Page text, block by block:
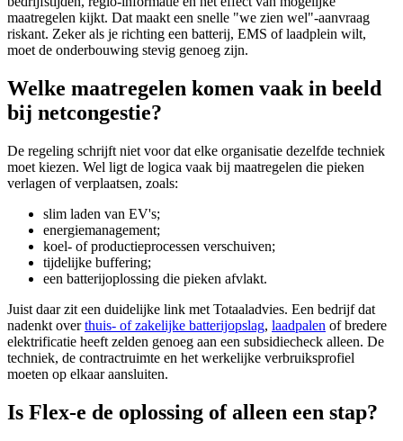
maatregelen kijkt. Dat maakt een snelle "we zien wel"-aanvraag
riskant. Zeker als je richting een batterij, EMS of laadplein wilt,
moet de onderbouwing stevig genoeg zijn.
Welke maatregelen komen vaak in beeld
bij netcongestie?
De regeling schrijft niet voor dat elke organisatie dezelfde techniek
moet kiezen. Wel ligt de logica vaak bij maatregelen die pieken
verlagen of verplaatsen, zoals:
slim laden van EV's;
energiemanagement;
koel- of productieprocessen verschuiven;
tijdelijke buffering;
een batterijoplossing die pieken afvlakt.
Juist daar zit een duidelijke link met Totaaladvies. Een bedrijf dat
nadenkt overthuis- of zakelijke batterijopslag, laadpalen of bredere
elektrificatie heeft zelden genoeg aan een subsidiecheck alleen. De
techniek, de contractruimte en het werkelijke verbruiksprofiel
moeten op elkaar aansluiten.
Is Flex-e de oplossing of alleen een stap?